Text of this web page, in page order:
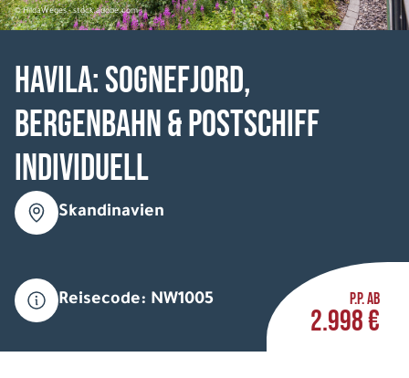
© HildaWeges - stock.adobe.com
HAVILA: Sognefjord,
Bergenbahn & Postschiff
individuell
Skandinavien
Reisecode: NW1005 P.P. AB
2.998 €